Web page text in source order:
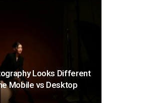
Looks Different
Mobile vs Desktop